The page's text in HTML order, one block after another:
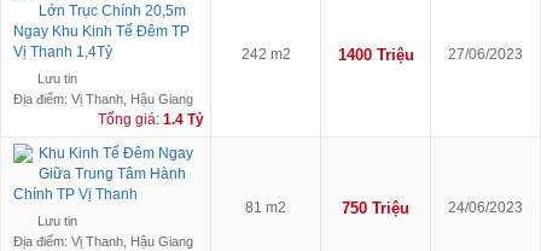
Lớn Trục Chính 20,5m
Ngay Khu Kinh Tế Đêm TP
Vị Thanh 1,4Tỷ
Lưu tin
Địa điểm: Vị Thanh, Hậu Giang
Tổng giá: 1.4 Tỷ
242 m2 1400 Triệu 27/06/2023
Khu Kinh Tế Đêm Ngay
Giữa Trung Tâm Hành
Chính TP Vị Thanh
Lưu tin
Địa điểm: Vị Thanh, Hậu Giang
81 m2 750 Triệu 24/06/2023